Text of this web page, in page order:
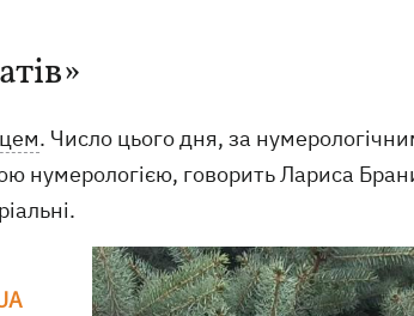
. Число цього дня, за
нумерологією, говорить Лариса